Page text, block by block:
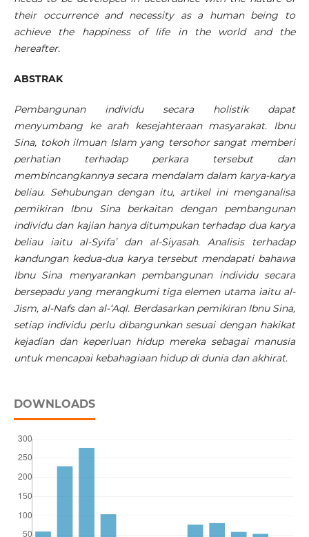
their occurrence and necessity as a human being to
achieve the happiness of life in the world and the
hereafter.
ABSTRAK
Pembangunan individu secara holistik dapat
menyumbang ke arah kesejahteraan masyarakat. Ibnu
Sina, tokoh ilmuan Islam yang tersohor sangat memberi
perhatian terhadap perkara tersebut dan
membincangkannya secara mendalam dalam karya-karya
beliau. Sehubungan dengan itu, artikel ini menganalisa
pemikiran Ibnu Sina berkaitan dengan pembangunan
individu dan kajian hanya ditumpukan terhadap dua karya
beliau iaitu al-Syifa’ dan al-Siyasah. Analisis terhadap
kandungan kedua-dua karya tersebut mendapati bahawa
Ibnu Sina menyarankan pembangunan individu secara
bersepadu yang merangkumi tiga elemen utama iaitu al-
Jism, al-Nafs dan al-‘Aql. Berdasarkan pemikiran Ibnu Sina,
setiap individu perlu dibangunkan sesuai dengan hakikat
kejadian dan keperluan hidup mereka sebagai manusia
untuk mencapai kebahagiaan hidup di dunia dan akhirat.
DOWNLOADS